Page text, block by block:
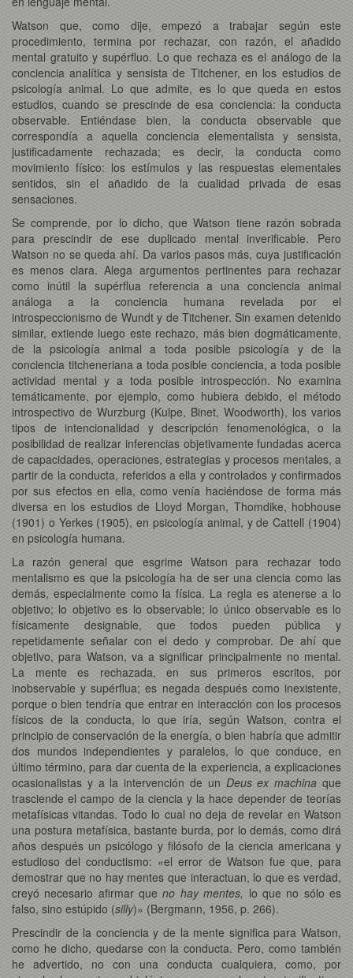
Watson que, como dije, empezó a trabajar según este
procedimiento, termina por rechazar, con razón, el añadido
mental gratuito y supérfluo. Lo que rechaza es el análogo de la
conciencia analítica y sensista de Titchener, en los estudios de
psicología animal. Lo que admite, es lo que queda en estos
estudios, cuando se prescinde de esa conciencia: la conducta
observable. Entiéndase bien, la conducta observable que
correspondía a aquella conciencia elementalista y sensista,
justificadamente rechazada; es decir, la conducta como
movimiento físico: los estímulos y las respuestas elementales
sentidos, sin el añadido de la cualidad privada de esas
sensaciones.
Se comprende, por lo dicho, que Watson tiene razón sobrada
para prescindir de ese duplicado mental inverificable. Pero
Watson no se queda ahí. Da varios pasos más, cuya justificación
es menos clara. Alega argumentos pertinentes para rechazar
como inútil la supérflua referencia a una conciencia animal
análoga a la conciencia humana revelada por el
introspeccionismo de Wundt y de Titchener. Sin examen detenido
similar, extiende luego este rechazo, más bien dogmáticamente,
de la psicología animal a toda posible psicología y de la
conciencia titcheneriana a toda posible conciencia, a toda posible
actividad mental y a toda posible introspección. No examina
temáticamente, por ejemplo, como hubiera debido, el método
introspectivo de Wurzburg (Kulpe, Binet, Woodworth), los varios
tipos de intencionalidad y descripción fenomenológica, o la
posibilidad de realizar inferencias objetivamente fundadas acerca
de capacidades, operaciones, estrategias y procesos mentales, a
partir de la conducta, referidos a ella y controlados y confirmados
por sus efectos en ella, como venía haciéndose de forma más
diversa en los estudios de Lloyd Morgan, Thomdike, hobhouse
(1901) o Yerkes (1905), en psicología animal, y de Cattell (1904)
en psicología humana.
La razón general que esgrime Watson para rechazar todo
mentalismo es que la psicología ha de ser una ciencia como las
demás, especialmente como la física. La regla es atenerse a lo
objetivo; lo objetivo es lo observable; lo único observable es lo
físicamente designable, que todos pueden pública y
repetidamente señalar con el dedo y comprobar. De ahí que
objetivo, para Watson, va a significar principalmente no mental.
La mente es rechazada, en sus primeros escritos, por
inobservable y supérflua; es negada después como inexistente,
porque o bien tendría que entrar en interacción con los procesos
físicos de la conducta, lo que iría, según Watson, contra el
principio de conservación de la energía, o bien habría que admitir
dos mundos independientes y paralelos, lo que conduce, en
último término, para dar cuenta de la experiencia, a explicaciones
ocasionalistas y a la intervención de un Deus ex machinaque
trasciende el campo de la ciencia y la hace depender de teorías
metafísicas vitandas. Todo lo cual no deja de revelar en Watson
una postura metafísica, bastante burda, por lo demás, como dirá
años después un psicólogo y filósofo de la ciencia americana y
estudioso del conductismo: «el error de Watson fue que, para
demostrar que no hay mentes que interactuan, lo que es verdad,
creyó necesario afirmar queno hay mentes, lo que no sólo es
falso, sino estúpido (silly)» (Bergmann, 1956, p. 266).
Prescindir de la conciencia y de la mente significa para Watson,
como he dicho, quedarse con la conducta. Pero, como también
he advertido, no con una conducta cualquiera, como, por